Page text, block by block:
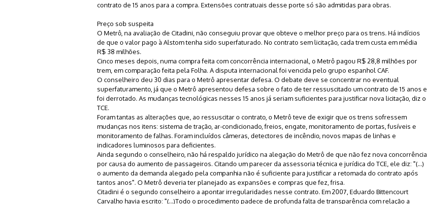
contrato de 15 anos para a compra. Extensões contratuais desse porte só são admitidas para obras.
Preço sob suspeita
O Metrô, na avaliação de Citadini, não conseguiu provar que obteve o melhor preço para os trens. Há indícios
de que o valor pago à Alstom tenha sido superfaturado. No contrato sem licitação, cada trem custa em média
R$ 38 milhões.
Cinco meses depois, numa compra feita com concorrência internacional, o Metrô pagou R$ 28,8 milhões por
trem, em comparação feita pela Folha. A disputa internacional foi vencida pelo grupo espanhol CAF.
O conselheiro deu 30 dias para o Metrô apresentar defesa. O debate deve se concentrar no eventual
superfaturamento, já que o Metrô apresentou defesa sobre o fato de ter ressuscitado um contrato de 15 anos e
foi derrotado. As mudanças tecnológicas nesses 15 anos já seriam suficientes para justificar nova licitação, diz o
TCE.
Foram tantas as alterações que, ao ressuscitar o contrato, o Metrô teve de exigir que os trens sofressem
mudanças nos itens: sistema de tração, ar-condicionado, freios, engate, monitoramento de portas, fusíveis e
monitoramento de falhas. Foram incluídos câmeras, detectores de incêndio, novos mapas de linhas e
indicadores luminosos para deficientes.
Ainda segundo o conselheiro, não há respaldo jurídico na alegação do Metrô de que não fez nova concorrência
por causa do aumento de passageiros. Citando um parecer da assessoria técnica e jurídica do TCE, ele diz: "(...)
o aumento da demanda alegado pela companhia não é suficiente para justificar a retomada do contrato após
tantos anos". O Metrô deveria ter planejado as expansões e compras que fez, frisa.
Citadini é o segundo conselheiro a apontar irregularidades nesse contrato. Em 2007, Eduardo Bittencourt
Carvalho havia escrito: "(...)Todo o procedimento padece de profunda falta de transparência com relação a